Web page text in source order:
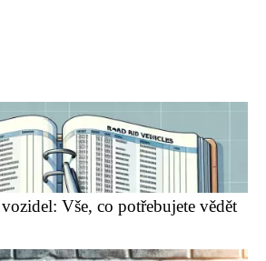
Vše, co potřebujete vědět